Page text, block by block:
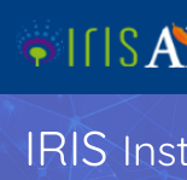
IRIS